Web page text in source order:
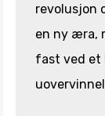
revolusjon
en ny æra,
fast ved et